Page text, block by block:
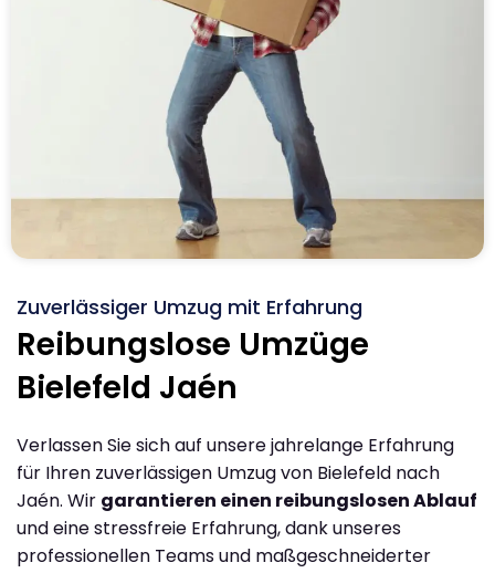
Zuverlässiger Umzug mit Erfahrung
Reibungslose Umzüge
Bielefeld Jaén
Verlassen Sie sich auf unsere jahrelange Erfahrung
für Ihren zuverlässigen Umzug von Bielefeld nach
Jaén. Wir garantieren einen reibungslosen Ablauf
und eine stressfreie Erfahrung, dank unseres
professionellen Teams und maßgeschneiderter